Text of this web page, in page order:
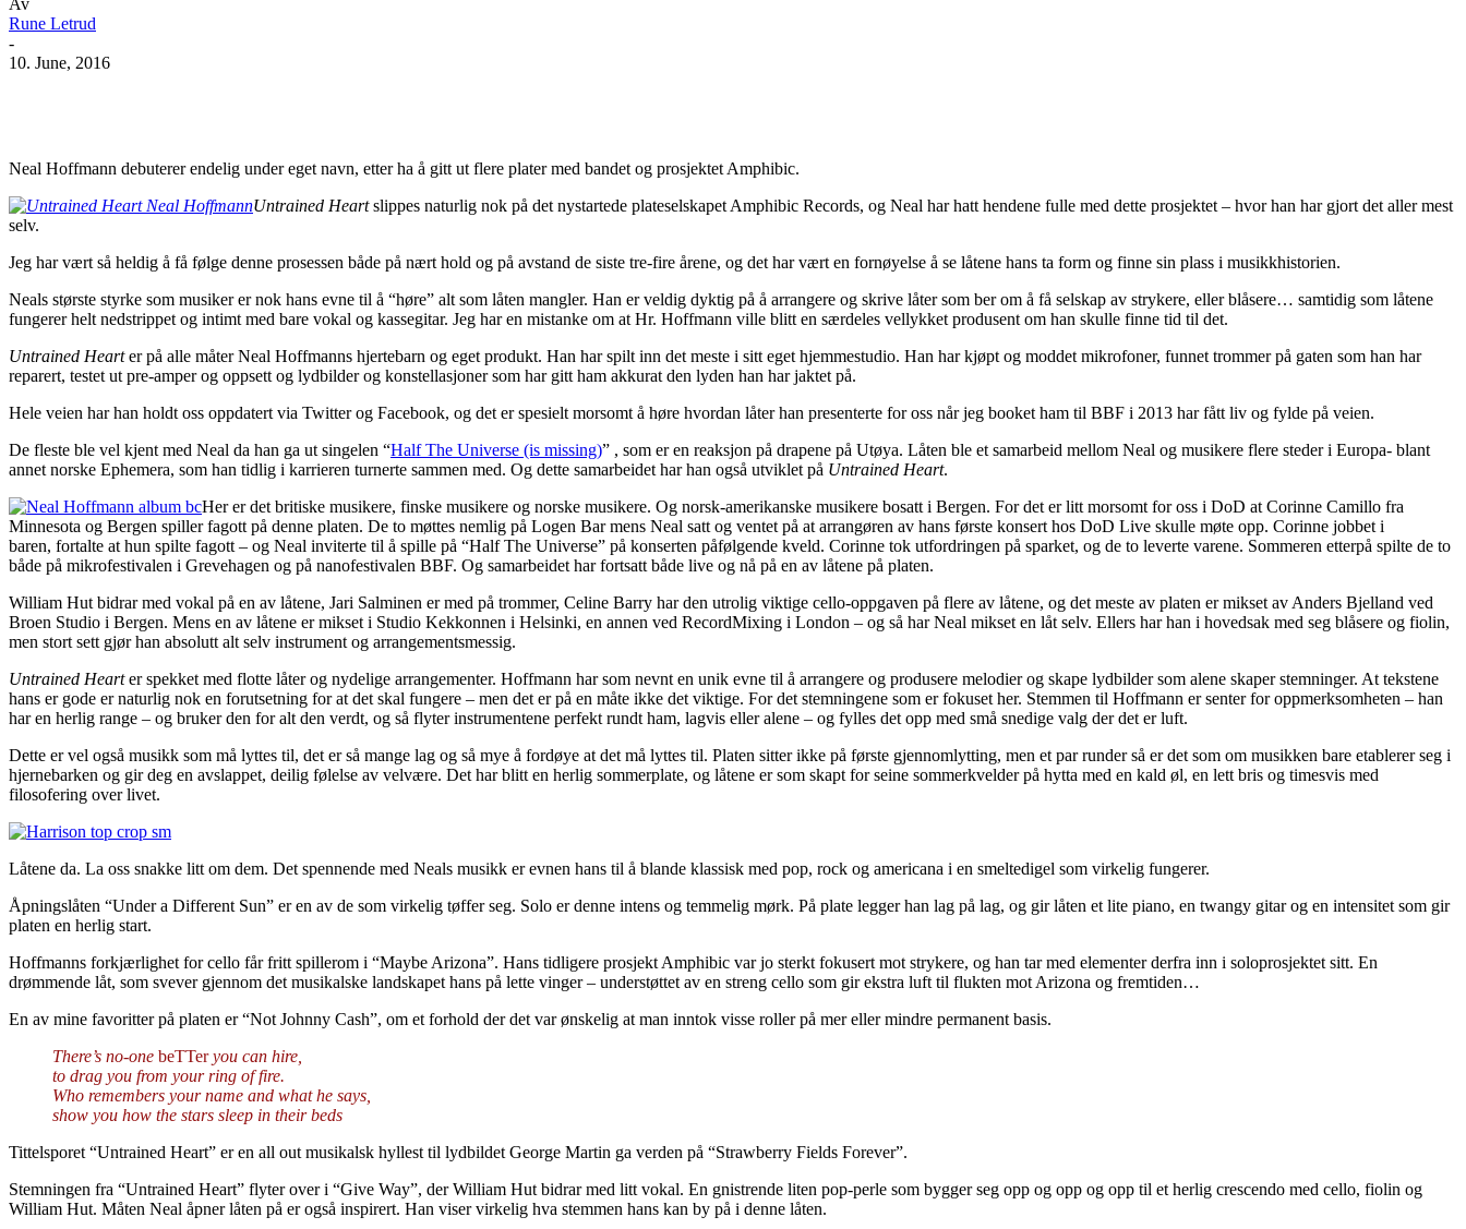
Rune Letrud
-
10. June, 2016
Neal Hoffmann debuterer endelig under eget navn, etter ha å gitt ut flere plater med bandet og prosjektet Amphibic.
Untrained Heartslippes naturlig nok på det nystartede plateselskapet Amphibic Records, og Neal har hatt hendene fulle med dette prosjektet – hvor han har gjort det aller mest
selv.
Jeg har vært så heldig å få følge denne prosessen både på nært hold og på avstand de siste tre-fire årene, og det har vært en fornøyelse å se låtene hans ta form og finne sin plass i musikkhistorien.
Neals største styrke som musiker er nok hans evne til å “høre” alt som låten mangler. Han er veldig dyktig på å arrangere og skrive låter som ber om å få selskap av strykere, eller blåsere… samtidig som låtene
fungerer helt nedstrippet og intimt med bare vokal og kassegitar. Jeg har en mistanke om at Hr. Hoffmann ville blitt en særdeles vellykket produsent om han skulle finne tid til det.
Untrained Hearter på alle måter Neal Hoffmanns hjertebarn og eget produkt. Han har spilt inn det meste i sitt eget hjemmestudio. Han har kjøpt og moddet mikrofoner, funnet trommer på gaten som han har
reparert, testet ut pre-amper og oppsett og lydbilder og konstellasjoner som har gitt ham akkurat den lyden han har jaktet på.
Hele veien har han holdt oss oppdatert via Twitter og Facebook, og det er spesielt morsomt å høre hvordan låter han presenterte for oss når jeg booket ham til BBF i 2013 har fått liv og fylde på veien.
De fleste ble vel kjent med Neal da han ga ut singelen “Half The Universe (is missing)” , som er en reaksjon på drapene på Utøya. Låten ble et samarbeid mellom Neal og musikere flere steder i Europa- blant
annet norske Ephemera, som han tidlig i karrieren turnerte sammen med. Og dette samarbeidet har han også utviklet på Untrained Heart.
Her er det britiske musikere, finske musikere og norske musikere. Og norsk-amerikanske musikere bosatt i Bergen. For det er litt morsomt for oss i DoD at Corinne Camillo fra
Minnesota og Bergen spiller fagott på denne platen. De to møttes nemlig på Logen Bar mens Neal satt og ventet på at arrangøren av hans første konsert hos DoD Live skulle møte opp. Corinne jobbet i
baren, fortalte at hun spilte fagott – og Neal inviterte til å spille på “Half The Universe” på konserten påfølgende kveld. Corinne tok utfordringen på sparket, og de to leverte varene. Sommeren etterpå spilte de to
både på mikrofestivalen i Grevehagen og på nanofestivalen BBF. Og samarbeidet har fortsatt både live og nå på en av låtene på platen.
William Hut bidrar med vokal på en av låtene, Jari Salminen er med på trommer, Celine Barry har den utrolig viktige cello-oppgaven på flere av låtene, og det meste av platen er mikset av Anders Bjelland ved
Broen Studio i Bergen. Mens en av låtene er mikset i Studio Kekkonnen i Helsinki, en annen ved RecordMixing i London – og så har Neal mikset en låt selv. Ellers har han i hovedsak med seg blåsere og fiolin,
men stort sett gjør han absolutt alt selv instrument og arrangementsmessig.
Untrained Hearter spekket med flotte låter og nydelige arrangementer. Hoffmann har som nevnt en unik evne til å arrangere og produsere melodier og skape lydbilder som alene skaper stemninger. At tekstene
hans er gode er naturlig nok en forutsetning for at det skal fungere – men det er på en måte ikke det viktige. For det stemningene som er fokuset her. Stemmen til Hoffmann er senter for oppmerksomheten – han
har en herlig range – og bruker den for alt den verdt, og så flyter instrumentene perfekt rundt ham, lagvis eller alene – og fylles det opp med små snedige valg der det er luft.
Dette er vel også musikk som må lyttes til, det er så mange lag og så mye å fordøye at det må lyttes til. Platen sitter ikke på første gjennomlytting, men et par runder så er det som om musikken bare etablerer seg i
hjernebarken og gir deg en avslappet, deilig følelse av velvære. Det har blitt en herlig sommerplate, og låtene er som skapt for seine sommerkvelder på hytta med en kald øl, en lett bris og timesvis med
filosofering over livet.
Låtene da. La oss snakke litt om dem. Det spennende med Neals musikk er evnen hans til å blande klassisk med pop, rock og americana i en smeltedigel som virkelig fungerer.
Åpningslåten “Under a Different Sun” er en av de som virkelig tøffer seg. Solo er denne intens og temmelig mørk. På plate legger han lag på lag, og gir låten et lite piano, en twangy gitar og en intensitet som gir
platen en herlig start.
Hoffmanns forkjærlighet for cello får fritt spillerom i “Maybe Arizona”. Hans tidligere prosjekt Amphibic var jo sterkt fokusert mot strykere, og han tar med elementer derfra inn i soloprosjektet sitt. En
drømmende låt, som svever gjennom det musikalske landskapet hans på lette vinger – understøttet av en streng cello som gir ekstra luft til flukten mot Arizona og fremtiden…
En av mine favoritter på platen er “Not Johnny Cash”, om et forhold der det var ønskelig at man inntok visse roller på mer eller mindre permanent basis.
There’s no-one beTTeryou can hire,
to drag you from your ring of fire.
Who remembers your name and what he says,
show you how the stars sleep in their beds
Tittelsporet “Untrained Heart” er en all out musikalsk hyllest til lydbildet George Martin ga verden på “Strawberry Fields Forever”.
Stemningen fra “Untrained Heart” flyter over i “Give Way”, der William Hut bidrar med litt vokal. En gnistrende liten pop-perle som bygger seg opp og opp og opp til et herlig crescendo med cello, fiolin og
William Hut. Måten Neal åpner låten på er også inspirert. Han viser virkelig hva stemmen hans kan by på i denne låten.